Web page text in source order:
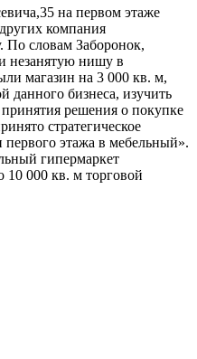
на первом этаже
компания
По словам Заборонок,
незанятую нишу в
магазин на 3 000 кв. м,
данного бизнеса, изучить
решения о покупке
стратегическое
этажа в мебельный».
гипермаркет
10 000 кв. м торговой